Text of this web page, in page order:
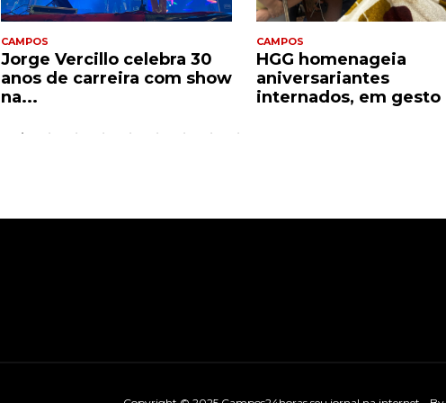
CAMPOS
Jorge Vercillo celebra 30
anos de carreira com show
na...
CAMPOS
HGG homenageia
aniversariantes
internados, em gesto